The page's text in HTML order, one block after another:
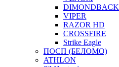
DIMONDBACK
VIPER
RAZOR HD
CROSSFIRE
Strike Eagle
ПОСП (БЕЛОМО)
ATHLON